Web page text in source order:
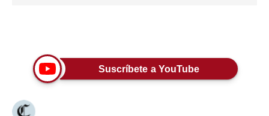
Lujo
Viajes
Moda
Suscríbete a YouTube